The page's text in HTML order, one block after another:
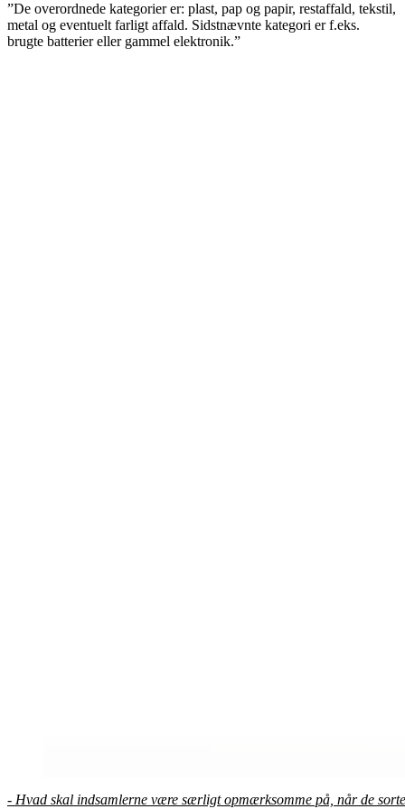
”De overordnede kategorier er: plast, pap og papir, restaffald, tekstil,
metal og eventuelt farligt affald. Sidstnævnte kategori er f.eks.
brugte batterier eller gammel elektronik.”
- Hvad skal indsamlerne være særligt opmærksomme på, når de